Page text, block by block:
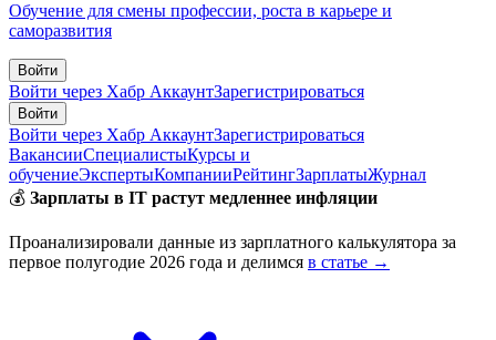
Обучение для смены профессии, роста в карьере и
саморазвития
Войти
Войти через Хабр АккаунтЗарегистрироваться
Войти
Войти через Хабр АккаунтЗарегистрироваться
ВакансииСпециалистыКурсы и
обучениеЭкспертыКомпанииРейтингЗарплатыЖурнал
💰 Зарплаты в IT растут медленнее инфляции
Проанализировали данные из зарплатного калькулятора за
первое полугодие 2026 года и делимся в статье →